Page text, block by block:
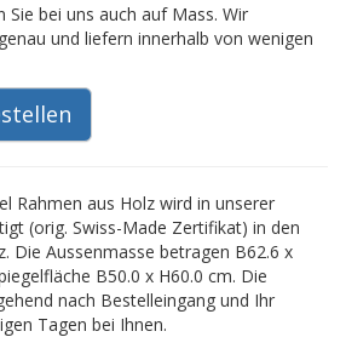
Sie bei uns auch auf Mass. Wir
und liefern innerhalb von wenigen
Rahmen aus Holz wird in unserer
(orig. Swiss-Made Zertifikat) in den
Die Aussenmasse betragen B62.6 x
B50.0 x H60.0 cm. Die
nach Bestelleingang und Ihr
Tagen bei Ihnen.